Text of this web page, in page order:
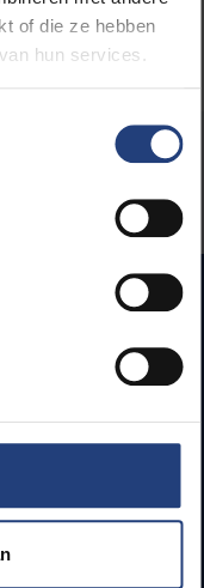
of die ze hebben
hun services.